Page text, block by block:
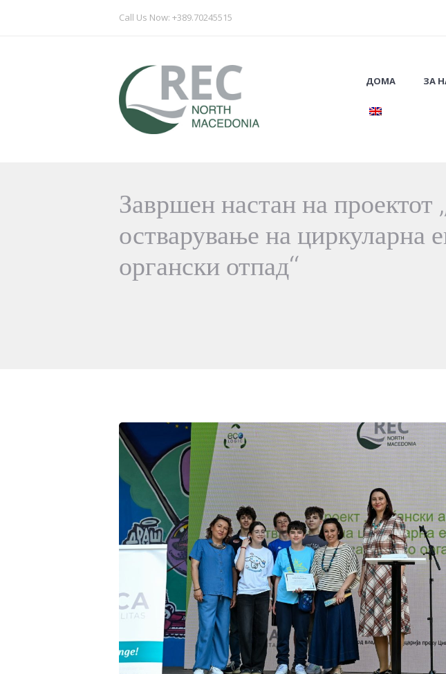
Call Us Now: +389.70245515
ДОМА ЗА
Завршен настан на проектот
остварување на циркуларна
органски отпад“